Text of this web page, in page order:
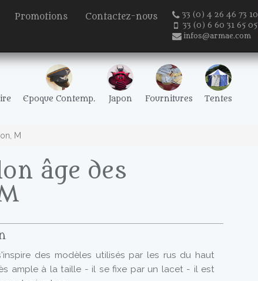
Promotions Contactez-nous
33 (0) 4 26 46 73 10
33 (0) 6 60 31 65 05
infos@armae.com
Epoque Contemp. Japon Fournitures Tentes
M
âge des
des modèles utilisés par les rus du haut
ample à la taille - il se fixe par un lacet - il est